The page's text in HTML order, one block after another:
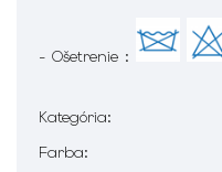
- Ošetrenie :
Kategória:
Farba: